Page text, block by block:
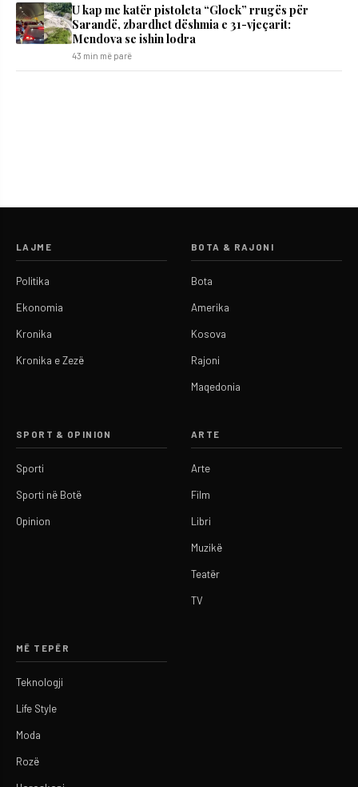
U kap me katër pistoleta “Glock” rrugës për
Sarandë, zbardhet dëshmia e 31-vjeçarit:
Mendova se ishin lodra
43 min më parë
LAJME
Politika
Ekonomia
Kronika
Kronika e Zezë
BOTA & RAJONI
Bota
Amerika
Kosova
Rajoni
Maqedonia
SPORT & OPINION
Sporti
Sporti në Botë
Opinion
ARTE
Arte
Film
Libri
Muzikë
Teatër
TV
MË TEPËR
Teknologji
Life Style
Moda
Rozë